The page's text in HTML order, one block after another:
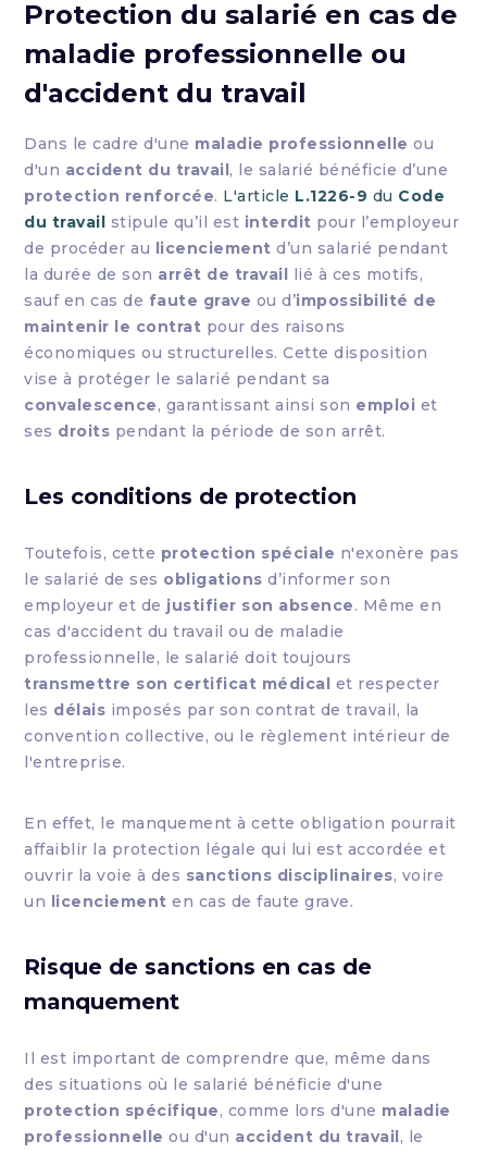
Protection du salarié en cas de
maladie professionnelle ou
d'accident du travail
Dans le cadre d'une maladie professionnelle ou
d'un accident du travail, le salarié bénéficie d’une
protection renforcée. L'article L.1226-9 du Code
du travail stipule qu’il est interdit pour l’employeur
de procéder au licenciement d’un salarié pendant
la durée de son arrêt de travail lié à ces motifs,
sauf en cas de faute grave ou d’impossibilité de
maintenir le contrat pour des raisons
économiques ou structurelles. Cette disposition
vise à protéger le salarié pendant sa
convalescence, garantissant ainsi son emploi et
ses droits pendant la période de son arrêt.
Les conditions de protection
Toutefois, cette protection spéciale n'exonère pas
le salarié de ses obligations d’informer son
employeur et de justifier son absence. Même en
cas d'accident du travail ou de maladie
professionnelle, le salarié doit toujours
transmettre son certificat médical et respecter
les délais imposés par son contrat de travail, la
convention collective, ou le règlement intérieur de
l'entreprise.
En effet, le manquement à cette obligation pourrait
affaiblir la protection légale qui lui est accordée et
ouvrir la voie à des sanctions disciplinaires, voire
un licenciement en cas de faute grave.
Risque de sanctions en cas de
manquement
Il est important de comprendre que, même dans
des situations où le salarié bénéficie d'une
protection spécifique, comme lors d'une maladie
professionnelle ou d'un accident du travail, le